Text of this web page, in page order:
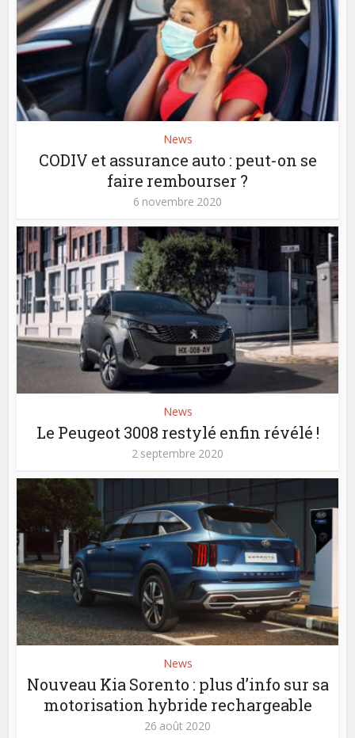
News
CODIV et assurance auto : peut-on se
faire rembourser ?
6 novembre 2020
News
Le Peugeot 3008 restylé enfin révélé !
2 septembre 2020
News
Nouveau Kia Sorento : plus d’info sur sa
motorisation hybride rechargeable
26 août 2020